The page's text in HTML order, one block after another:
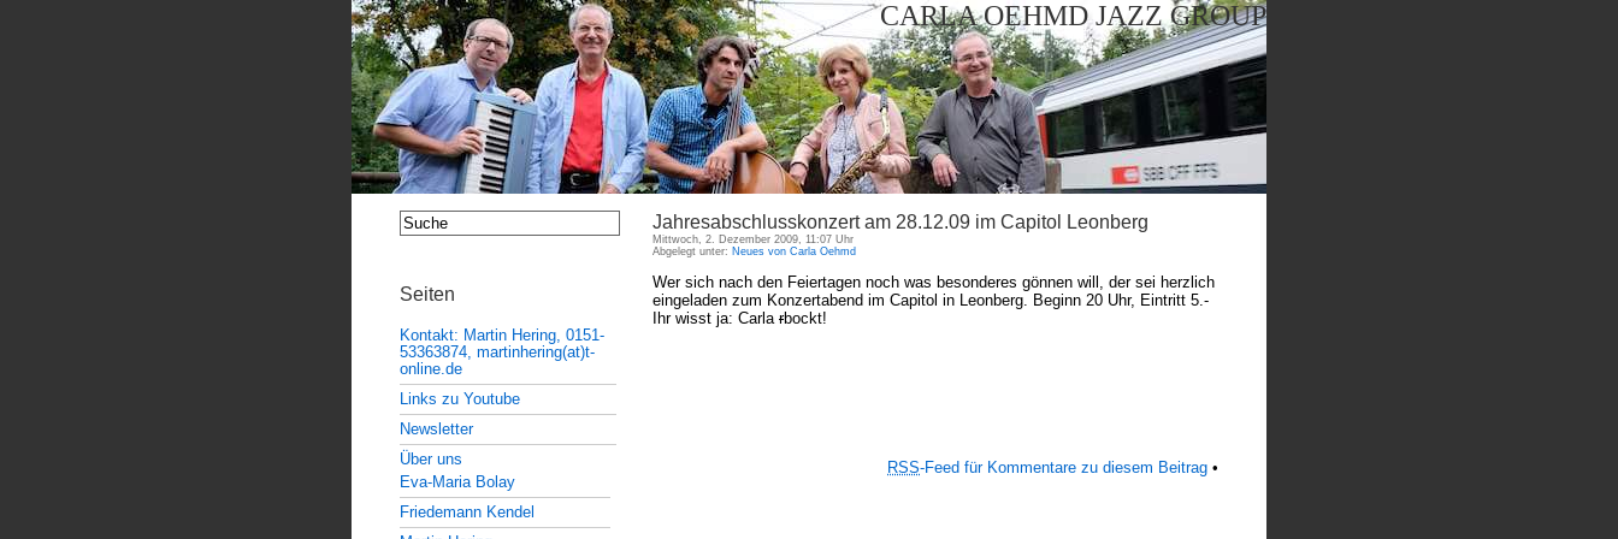
CARLA OEHMD JAZZ GROUP
Seiten
Kontakt: Martin Hering, 0151-
53363874, martinhering(at)t-
online.de
Links zu Youtube
Newsletter
Über uns
Eva-Maria Bolay
Friedemann Kendel
Jahresabschlusskonzert am 28.12.09 im Capitol Leonberg
Mittwoch, 2. Dezember 2009, 11:07 Uhr
Abgelegt unter: Neues von Carla Oehmd
Wer sich nach den Feiertagen noch was besonderes gönnen will, der sei herzlich
eingeladen zum Konzertabend im Capitol in Leonberg. Beginn 20 Uhr, Eintritt 5.-
Ihr wisst ja: Carla rbockt!
RSS-Feed für Kommentare zu diesem Beitrag •